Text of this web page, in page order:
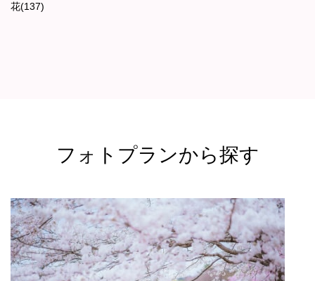
花(137)
フォトプランから探す